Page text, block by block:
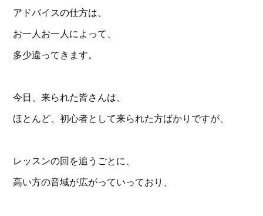
アドバイスの仕方は、
お一人お一人によって、
多少違ってきます。
今日、来られた皆さんは、
ほとんど、初心者として来られた方ばかりですが、
レッスンの回を追うごとに、
高い方の音域が広がっていっており、